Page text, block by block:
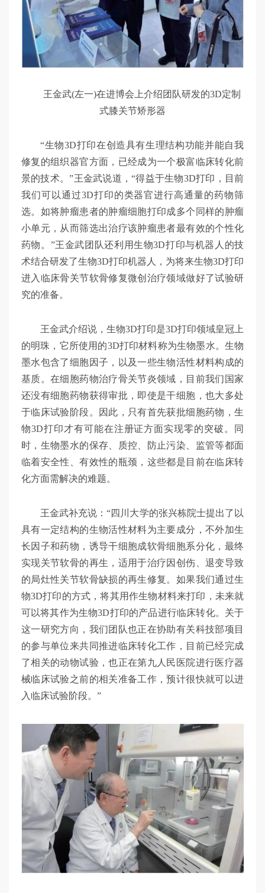
王金武(左一)在进博会上介绍团队研发的3D定制
式膝关节矫形器
“生物3D打印在创造具有生理结构功能并能自我
修复的组织器官方面，已经成为一个极富临床转化前
景的技术。”王金武说道，“得益于生物3D打印，目前
我们可以通过3D打印的类器官进行高通量的药物筛
选。如将肿瘤患者的肿瘤细胞打印成多个同样的肿瘤
小单元，从而筛选出治疗该肿瘤患者最有效的个性化
药物。”王金武团队还利用生物3D打印与机器人的技
术结合研发了生物3D打印机器人，为将来生物3D打印
进入临床骨关节软骨修复微创治疗领域做好了试验研
究的准备。
王金武介绍说，生物3D打印是3D打印领域皇冠上
的明珠，它所使用的3D打印材料称为生物墨水。生物
墨水包含了细胞因子，以及一些生物活性材料构成的
基质。在细胞药物治疗骨关节炎领域，目前我们国家
还没有细胞药物获得审批，即使是干细胞，也大多处
于临床试验阶段。因此，只有首先获批细胞药物，生
物3D打印才有可能在注册证方面实现零的突破。同
时，生物墨水的保存、质控、防止污染、监管等都面
临着安全性、有效性的瓶颈，这些都是目前在临床转
化方面需解决的难题。
王金武补充说：“四川大学的张兴栋院士提出了以
具有一定结构的生物活性材料为主要成分，不外加生
长因子和药物，诱导干细胞成软骨细胞系分化，最终
实现关节软骨的再生，适用于治疗因创伤、退变导致
的局灶性关节软骨缺损的再生修复。如果我们通过生
物3D打印的方式，将其用作生物材料来打印，未来就
可以将其作为生物3D打印的产品进行临床转化。关于
这一研究方向，我们团队也正在协助有关科技部项目
的参与单位来共同推进临床转化工作，目前已经完成
了相关的动物试验，也正在第九人民医院进行医疗器
械临床试验之前的相关准备工作，预计很快就可以进
入临床试验阶段。”